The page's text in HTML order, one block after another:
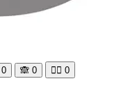
0 🙈 0 🧘‍♀️ 0